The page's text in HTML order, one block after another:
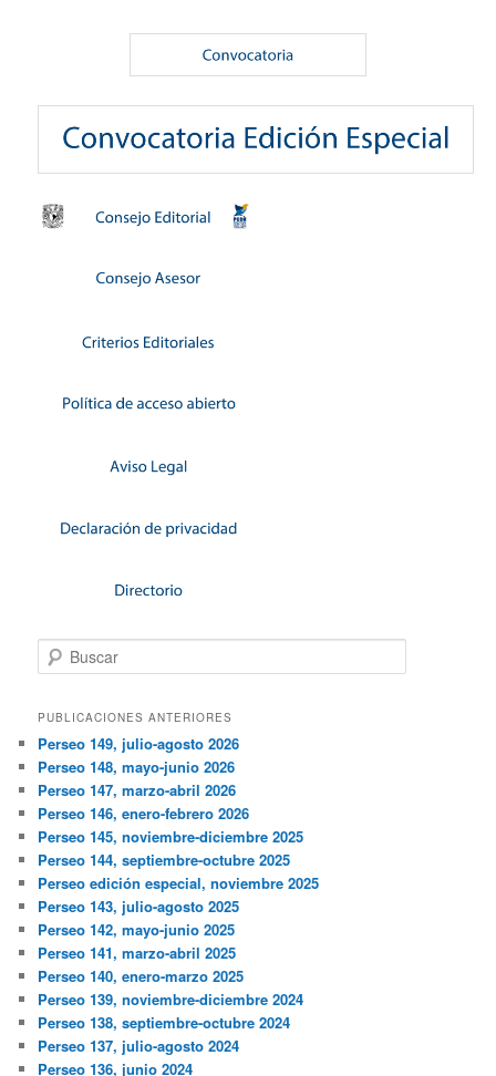
Buscar
PUBLICACIONES ANTERIORES
Perseo 149, julio-agosto 2026
Perseo 148, mayo-junio 2026
Perseo 147, marzo-abril 2026
Perseo 146, enero-febrero 2026
Perseo 145, noviembre-diciembre 2025
Perseo 144, septiembre-octubre 2025
Perseo edición especial, noviembre 2025
Perseo 143, julio-agosto 2025
Perseo 142, mayo-junio 2025
Perseo 141, marzo-abril 2025
Perseo 140, enero-marzo 2025
Perseo 139, noviembre-diciembre 2024
Perseo 138, septiembre-octubre 2024
Perseo 137, julio-agosto 2024
Perseo 136, junio 2024